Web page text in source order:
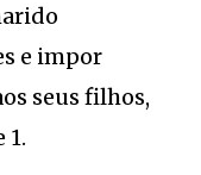
e impor
seus filhos,
1.